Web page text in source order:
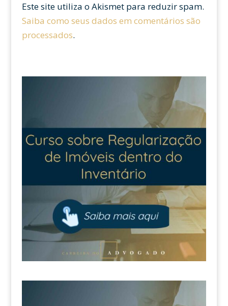
Este site utiliza o Akismet para reduzir spam.
Saiba como seus dados em comentários são
processados.